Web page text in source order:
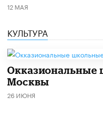
12 МАЯ
КУЛЬТУРА
​Окказиональные
Москвы
26 ИЮНЯ